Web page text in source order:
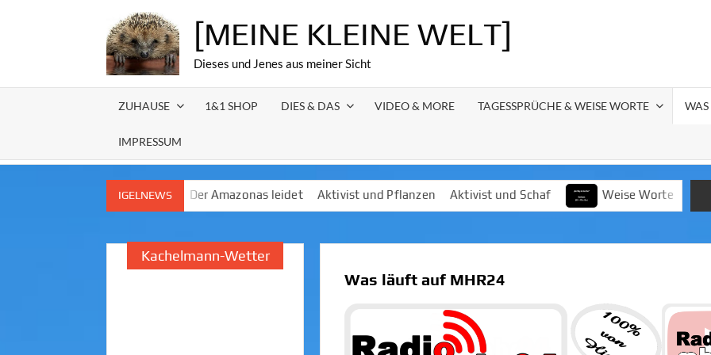
[MEINE KLEINE WELT]
Dieses und Jenes aus meiner Sicht
ZUHAUSE 1&1 SHOP DIES & DAS VIDEO & MORE TAGESSPRÜCHE & WEISE WORTE
IMPRESSUM
IGELNEWS
Der Amazonas leidet Aktivist und Pflanzen Aktivist und Schaf Weise Worte Maifrühschoppen des
Was läuft auf MHR24
Kachelmann-Wetter